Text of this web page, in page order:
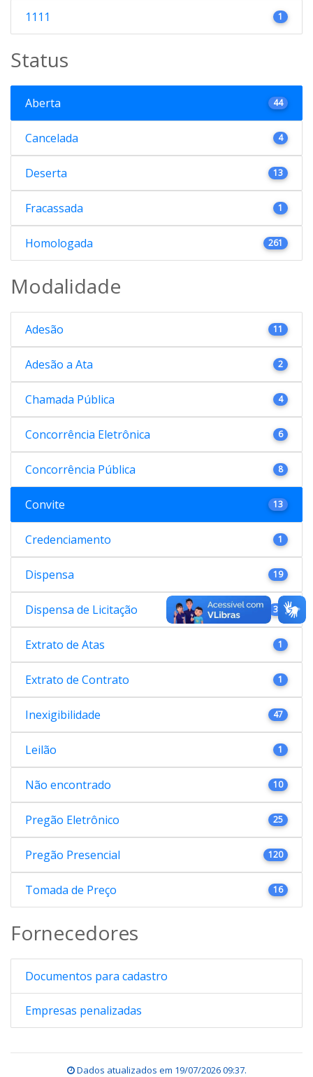
1111 1
Status
Aberta 44
Cancelada 4
Deserta 13
Fracassada 1
Homologada 261
Modalidade
Adesão 11
Adesão a Ata 2
Chamada Pública 4
Concorrência Eletrônica 6
Concorrência Pública 8
Convite 13
Credenciamento 1
Dispensa 19
Dispensa de Licitação 38
Extrato de Atas 1
Extrato de Contrato 1
Inexigibilidade 47
Leilão 1
Não encontrado 10
Pregão Eletrônico 25
Pregão Presencial 120
Tomada de Preço 16
Fornecedores
Documentos para cadastro
Empresas penalizadas
Dados atualizados em 19/07/2026 09:37.